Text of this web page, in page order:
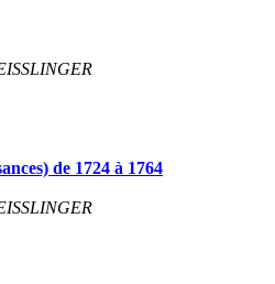
de 1724 à 1764